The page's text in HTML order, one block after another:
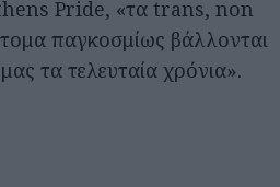
Pride, «τα trans, non
παγκοσμίως βάλλονται
τα τελευταία χρόνια».